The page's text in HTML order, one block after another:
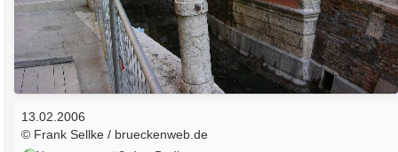
13.02.2006
© Frank Sellke / brueckenweb.de